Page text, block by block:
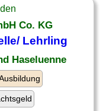
Co. KG
/ Lehrling
Haseluenne